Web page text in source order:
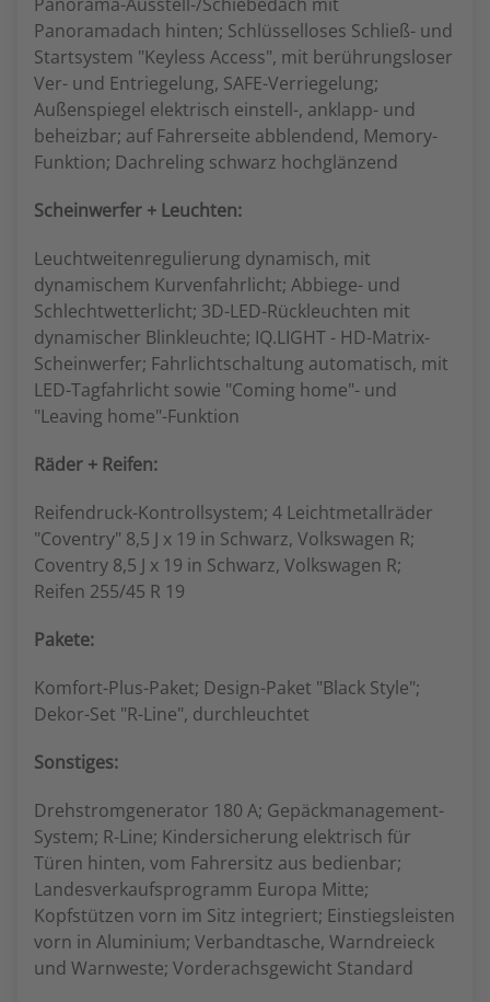
Panoramadach hinten; Schlüsselloses Schließ- und
Startsystem "Keyless Access", mit berührungsloser
Ver- und Entriegelung, SAFE-Verriegelung;
Außenspiegel elektrisch einstell-, anklapp- und
beheizbar; auf Fahrerseite abblendend, Memory-
Funktion; Dachreling schwarz hochglänzend
Scheinwerfer + Leuchten:
Leuchtweitenregulierung dynamisch, mit
dynamischem Kurvenfahrlicht; Abbiege- und
Schlechtwetterlicht; 3D-LED-Rückleuchten mit
dynamischer Blinkleuchte; IQ.LIGHT - HD-Matrix-
Scheinwerfer; Fahrlichtschaltung automatisch, mit
LED-Tagfahrlicht sowie "Coming home"- und
"Leaving home"-Funktion
Räder + Reifen:
Reifendruck-Kontrollsystem; 4 Leichtmetallräder
"Coventry" 8,5 J x 19 in Schwarz, Volkswagen R;
Coventry 8,5 J x 19 in Schwarz, Volkswagen R;
Reifen 255/45 R 19
Pakete:
Komfort-Plus-Paket; Design-Paket "Black Style";
Dekor-Set "R-Line", durchleuchtet
Sonstiges:
Drehstromgenerator 180 A; Gepäckmanagement-
System; R-Line; Kindersicherung elektrisch für
Türen hinten, vom Fahrersitz aus bedienbar;
Landesverkaufsprogramm Europa Mitte;
Kopfstützen vorn im Sitz integriert; Einstiegsleisten
vorn in Aluminium; Verbandtasche, Warndreieck
und Warnweste; Vorderachsgewicht Standard